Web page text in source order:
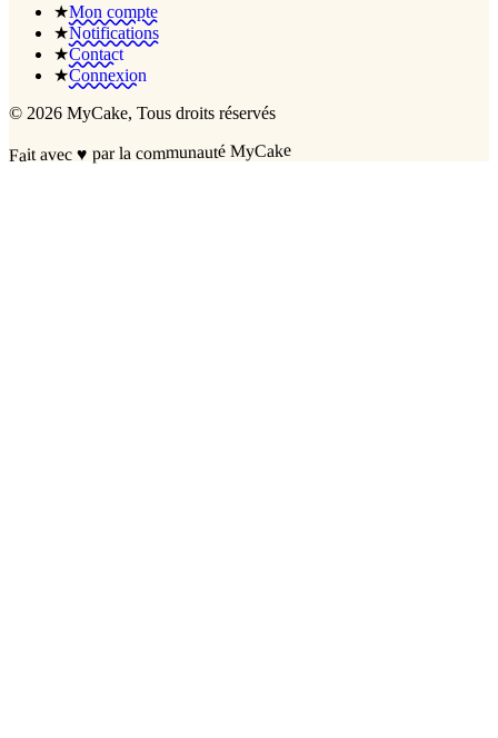
★Mon compte
★Notifications
★Contact
★Connexion
© 2026 MyCake, Tous droits réservés
Fait avec♥ par la communauté MyCake